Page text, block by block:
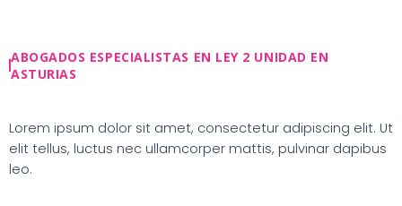
contenido
ABOGADOS ESPECIALISTAS EN LEY 2 UNIDAD EN
ASTURIAS
Lorem ipsum dolor sit amet, consectetur adipiscing elit. Ut
elit tellus, luctus nec ullamcorper mattis, pulvinar dapibus
leo.